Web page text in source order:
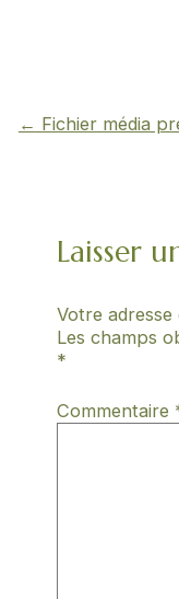
← Fichier média
Laisser
Votre
Les champs
*
Commentaire